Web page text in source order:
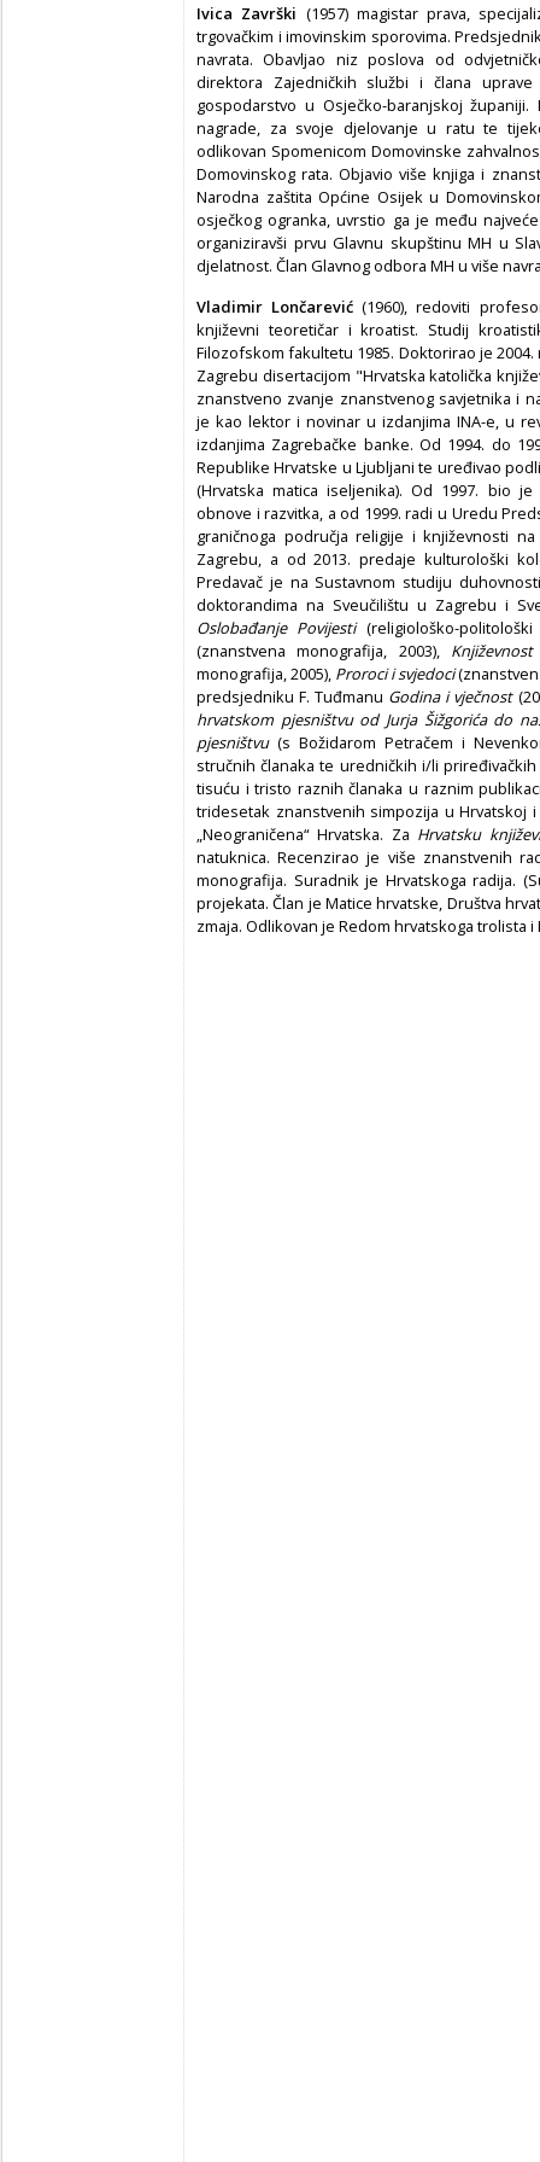
Ivica Završki (1957) magistar prava,
trgovačkim i imovinskim sporovima.
navrata. Obavljao niz poslova od
direktora Zajedničkih službi i člana
gospodarstvo u Osječko-baranjskoj
nagrade, za svoje djelovanje u ratu te
odlikovan Spomenicom Domovinske
Domovinskog rata. Objavio više knjiga i
Narodna zaštita Općine Osijek u
osječkog ogranka, uvrstio ga je među
organiziravši prvu Glavnu skupštinu MH u
djelatnost. Član Glavnog odbora MH u više
Vladimir Lončarević (1960), redoviti
književni teoretičar i kroatist. Studij
Filozofskom fakultetu 1985. Doktorirao je
Zagrebu disertacijom "Hrvatska katolička
znanstveno zvanje znanstvenog savjetnika i
je kao lektor i novinar u izdanjima INA-e, u
izdanjima Zagrebačke banke. Od 1994. do
Republike Hrvatske u Ljubljani te uređivao
(Hrvatska matica iseljenika). Od 1997. bio
obnove i razvitka, a od 1999. radi u Uredu
graničnoga područja religije i književnosti
Zagrebu, a od 2013. predaje kulturološki
Predavač je na Sustavnom studiju
doktorandima na Sveučilištu u Zagrebu i
Oslobađanje Povijesti(religiološko-
(znanstvena monografija, 2003),
monografija, 2005), Proroci i svjedoci
predsjedniku F. Tuđmanu Godina i vječnost
hrvatskom pjesništvu od Jurja Šižgorića do
pjesništvu(s Božidarom Petračem i
stručnih članaka te uredničkih i/li
tisuću i tristo raznih članaka u raznim
tridesetak znanstvenih simpozija u Hrvatskoj
„Neograničena“ Hrvatska. Za Hrvatsku
natuknica. Recenzirao je više znanstvenih
monografija. Suradnik je Hrvatskoga radija.
projekata. Član je Matice hrvatske, Društva
zmaja. Odlikovan je Redom hrvatskoga trolista